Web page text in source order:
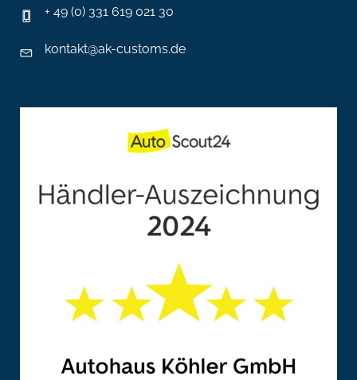
+ 49 (0) 331 619 021 30
kontakt@ak-customs.de